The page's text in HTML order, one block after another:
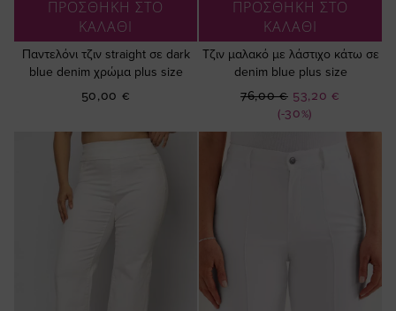
ΠΡΟΣΘΗΚΗ ΣΤΟ
ΚΑΛΑΘΙ
Παντελόνι τζιν straight σε dark
blue denim χρώμα plus size
50,00 €
ΠΡΟΣΘΗΚΗ ΣΤΟ
ΚΑΛΑΘΙ
Τζιν μαλακό με λάστιχο κάτω σε
denim blue plus size
(-30%)
Ειδική
Τιμή
53,20 €
76,00 €